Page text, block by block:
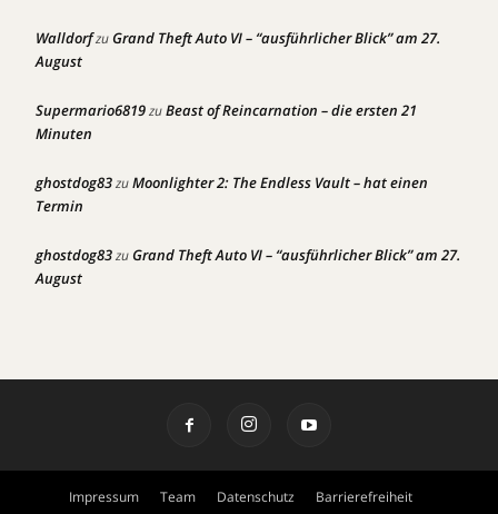
WalldorfzuGrand Theft Auto VI – “ausführlicher Blick” am 27.
August
Supermario6819zuBeast of Reincarnation – die ersten 21
Minuten
ghostdog83zuMoonlighter 2: The Endless Vault – hat einen
Termin
ghostdog83zuGrand Theft Auto VI – “ausführlicher Blick” am 27.
August
Impressum Team Datenschutz
Barrierefreiheit